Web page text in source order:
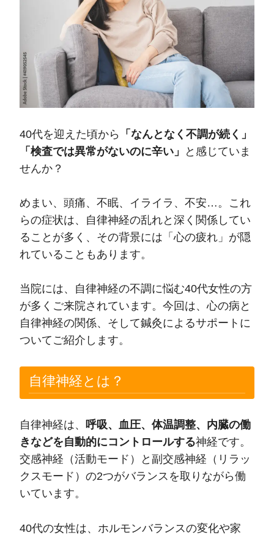
40代を迎えた頃から
「なんとなく不調が続く」
「検査では異常がないのに辛い」
と感じていま
せんか？
めまい、頭痛、不眠、イライラ、不安…。これ
らの症状は、自律神経の乱れと深く関係してい
ることが多く、その背景には「心の疲れ」が隠
れていることもあります。
当院には、自律神経の不調に悩む40代女性の方
が多くご来院されています。今回は、心の病と
自律神経の関係、そして鍼灸によるサポートに
ついてご紹介します。
自律神経とは？
自律神経は、 呼吸、血圧、体温調整、内臓の働
きなどを自動的にコントロールする神経です。
交感神経（活動モード）と副交感神経（リラッ
クスモード）の2つがバランスを取りながら働
いています。
40代の女性は、ホルモンバランスの変化や家